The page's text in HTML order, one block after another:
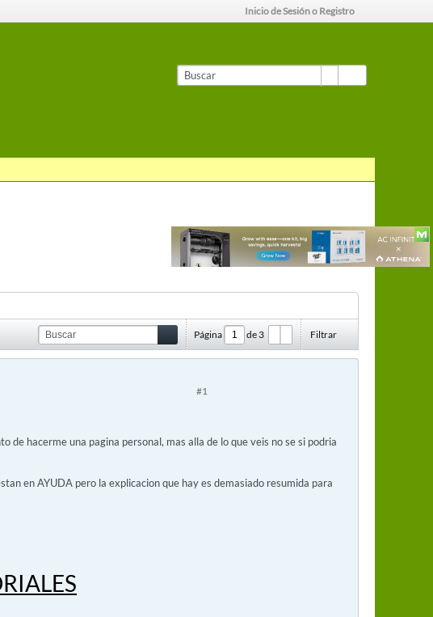
Inicio de Sesión o Registro
Página de3 Filtrar
#1
hacerme una pagina personal, mas alla de lo que veis no se si podria
en AYUDA pero la explicacion que hay es demasiado resumida para